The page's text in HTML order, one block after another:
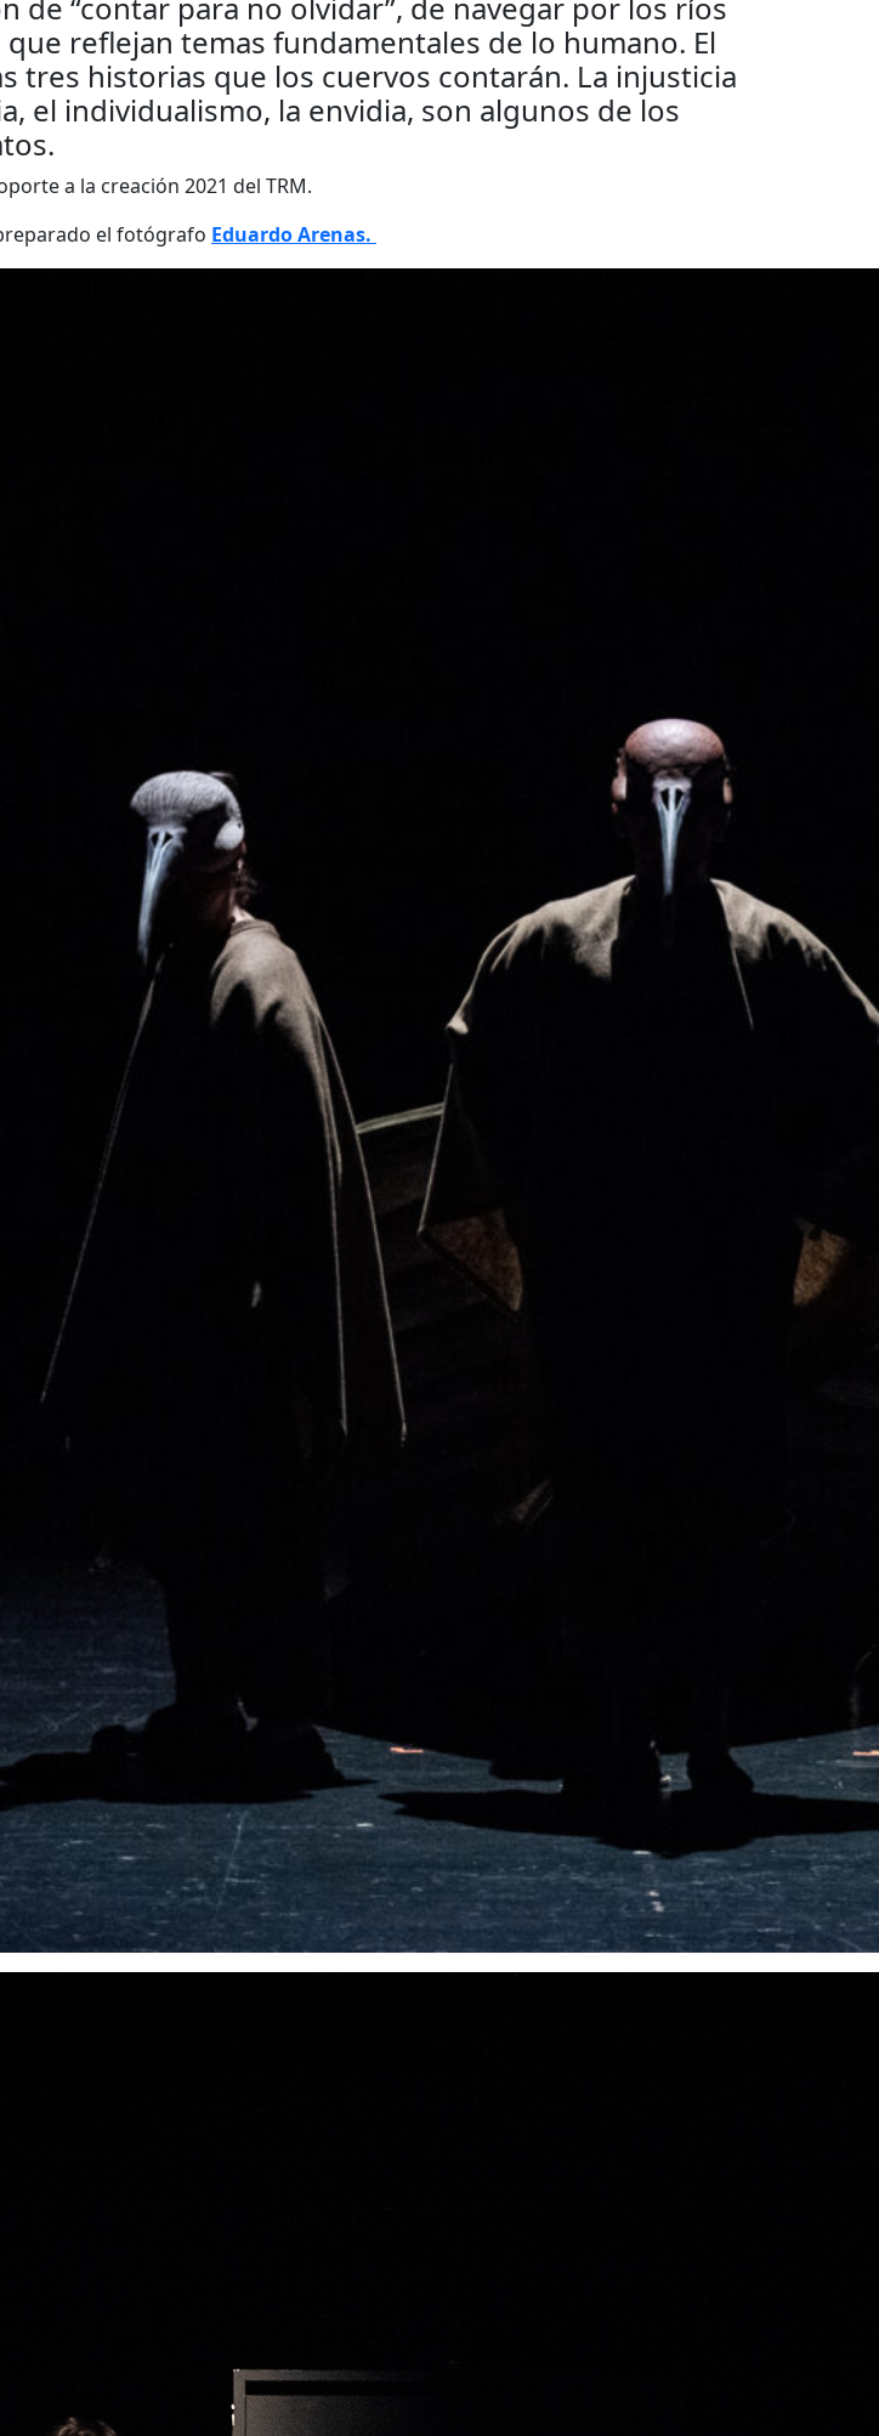
reflejan temas fundamentales de lo humano. El
tres historias que los cuervos contarán. La injusticia
el individualismo, la envidia, son algunos de los
a la creación 2021 del TRM.
el fotógrafo Eduardo Arenas.